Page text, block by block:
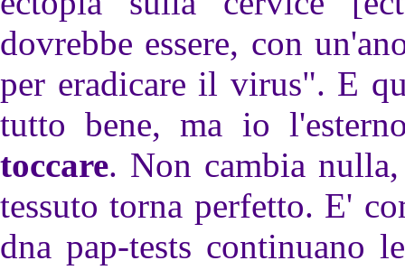
dovrebbe essere, con
per eradicare il virus". E
tutto bene, ma io
toccare. Non cambia
tessuto torna perfetto. E'
dna pap-tests continuano